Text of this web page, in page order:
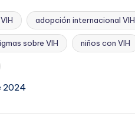
adopción internacional VIH
sobre VIH niños con VIH
2024